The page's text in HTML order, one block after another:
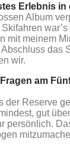
Erlebnis in
Album
mit meinem
das
wir.
am
der Reserve
gut
persönlich.